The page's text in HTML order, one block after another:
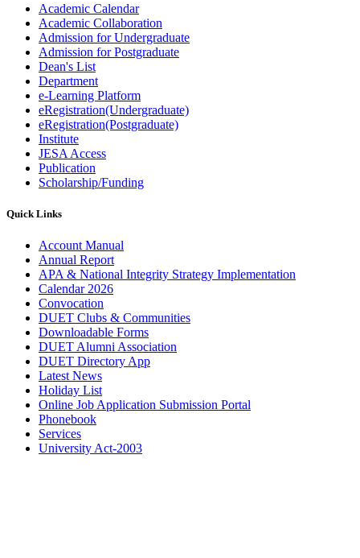
Academic Calendar
Academic Collaboration
Admission for Undergraduate
Admission for Postgraduate
Dean's List
Department
e-Learning Platform
eRegistration(Undergraduate)
eRegistration(Postgraduate)
Institute
JESA Access
Publication
Scholarship/Funding
Quick Links
Account Manual
Annual Report
APA & National Integrity Strategy Implementation
Calendar 2026
Convocation
DUET Clubs & Communities
Downloadable Forms
DUET Alumni Association
DUET Directory App
Latest News
Holiday List
Online Job Application Submission Portal
Phonebook
Services
University Act-2003